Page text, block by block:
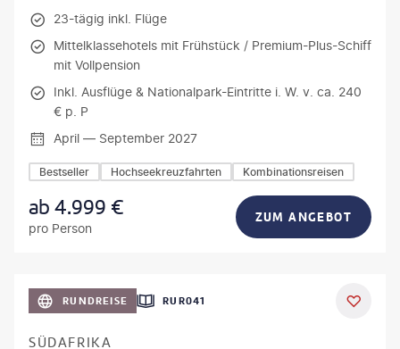
23-tägig inkl. Flüge
Mittelklassehotels mit Frühstück / Premium-Plus-Schiff
mit Vollpension
Inkl. Ausflüge & Nationalpark-Eintritte i. W. v. ca. 240
€ p. P
April — September 2027
Bestseller Hochseekreuzfahrten Kombinationsreisen
ab4.999 €
pro Person
ZUM ANGEBOT
DEAL
RUNDREISE RUR041
SÜDAFRIKA